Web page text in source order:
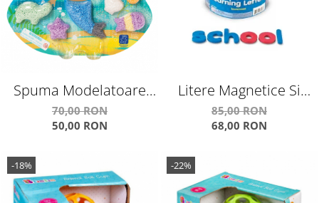
Spuma Modelatoare
Themed Sets Undersea
Adventures
70,00 RON
50,00 RON
Litere Magnetice Si
Colorate Din Spuma
85,00 RON
68,00 RON
-18% -22%